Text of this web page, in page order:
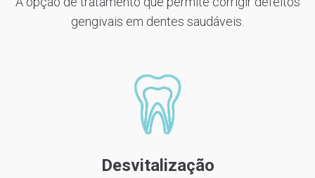
gengivais em dentes saudáveis.
Desvitalização